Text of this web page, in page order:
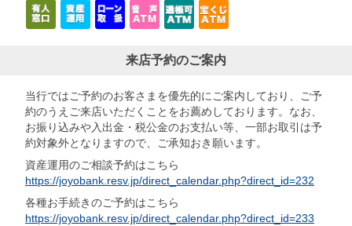
来店予約のご案内
当行ではご予約のお客さまを優先的にご案内しており、ご予
約のうえご来店いただくことをお薦めしております。なお、
お振り込みや入出金・税公金のお支払い等、一部お取引は予
約対象外となりますので、ご承知おき願います。
資産運用のご相談予約はこちら
https://joyobank.resv.jp/direct_calendar.php?direct_id=232
各種お手続きのご予約はこちら
https://joyobank.resv.jp/direct_calendar.php?direct_id=233